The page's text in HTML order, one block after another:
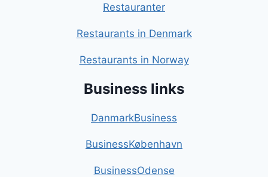
Restauranter
Restaurants in Denmark
Restaurants in Norway
Business links
DanmarkBusiness
BusinessKøbenhavn
BusinessOdense